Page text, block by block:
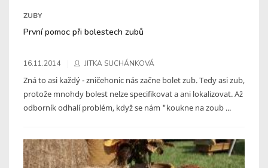
ZUBY
První pomoc při bolestech zubů
16.11.2014 JITKA SUCHÁNKOVÁ
Zná to asi každý - zničehonic nás začne bolet zub. Tedy asi zub,
protože mnohdy bolest nelze specifikovat a ani lokalizovat. Až
odborník odhalí problém, když se nám "koukne na zoub ...